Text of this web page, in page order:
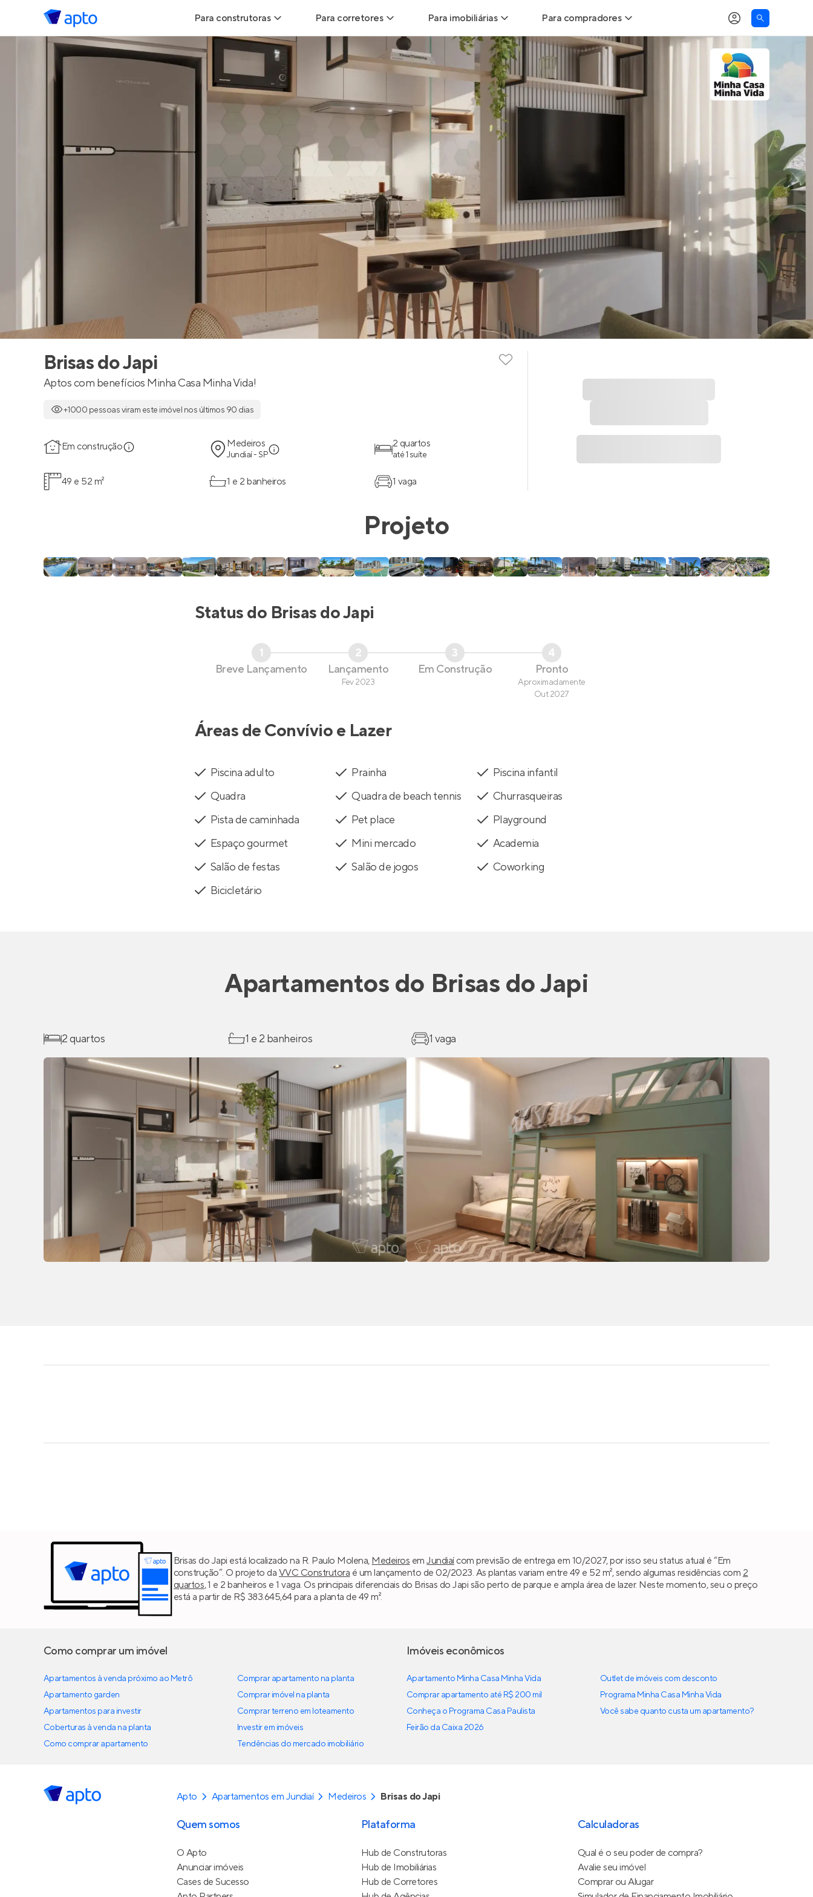
Para construtoras
Geração de Leads
Geração de Visitas
Maiores Construtoras
Parcerias Imobiliárias
Anunciar Imóveis
Para corretores
Leads para Corretores
Parcerias imobiliárias
Hub de Corretores
Perfil Verificado
Anunciar imóveis
Para imobiliárias
Leads para Imobiliárias
Hub de imobiliárias
Anunciar imóveis
Para compradores
Buscar um imóvel novo
Calcule seu Poder de Compra
Encontre um corretor
Brisas do Japi
Aptos com benefícios Minha Casa Minha Vida!
+1000 pessoas viram este imóvel nos últimos 90 dias
Em construção Medeiros
Jundiaí - SP
2 quartos
até 1 suíte
49 e 52 m² 1 e 2 banheiros 1 vaga
Projeto
Status do Brisas do Japi
1
Breve Lançamento
2
Lançamento
Fev 2023
3
Em Construção
4
Pronto
Aproximadamente
Out 2027
Áreas de Convívio e Lazer
Piscina adulto Prainha
Piscina infantil
Quadra
Quadra de beach tennis
Churrasqueiras
Pista de caminhada
Pet place
Playground
Espaço gourmet
Mini mercado
Academia
Salão de festas
Salão de jogos
Coworking
Bicicletário
Apartamentos do Brisas do Japi
2 quartos 1 e 2 banheiros 1 vaga
Brisas do Japi está localizado na R. Paulo Molena, Medeiros emJundiaícom previsão de entrega em 10/2027, por isso seu status atual é “Em
construção”. O projeto da VVC Construtora é um lançamento de 02/2023. As plantas variam entre 49 e 52 m², sendo algumas residências com 2
quartos, 1 e 2 banheiros e 1 vaga. Os principais diferenciais do Brisas do Japi são perto de parque e ampla área de lazer. Neste momento, seu o preço
está a partir de R$ 383.645,64 para a planta de 49 m².
Como comprar um imóvel
Apartamentos à venda próximo ao Metrô
Apartamento garden
Apartamentos para investir
Coberturas à venda na planta
Como comprar apartamento
Comprar apartamento na planta
Comprar imóvel na planta
Comprar terreno em loteamento
Investir em imóveis
Tendências do mercado imobiliário
Imóveis econômicos
Apartamento Minha Casa Minha Vida
Comprar apartamento até R$ 200 mil
Conheça o Programa Casa Paulista
Feirão da Caixa 2026
Outlet de imóveis com desconto
Programa Minha Casa Minha Vida
Você sabe quanto custa um apartamento?
Apto Apartamentos em Jundiaí Medeiros Brisas do Japi
Quem somos
O Apto
Anunciar imóveis
Cases de Sucesso
Plataforma
Hub de Construtoras
Hub de Imobiliárias
Hub de Corretores
Calculadoras
Qual é o seu poder de compra?
Avalie seu imóvel
Comprar ou Alugar